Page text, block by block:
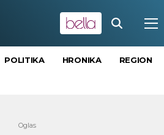
POLITIKA HRONIKA REGION